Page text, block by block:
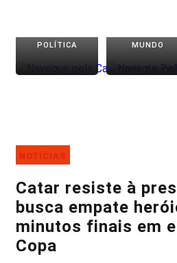
POLÍTICA MUNDO
NOTÍCIAS
Catar resiste à
busca empate
minutos finais em
Copa